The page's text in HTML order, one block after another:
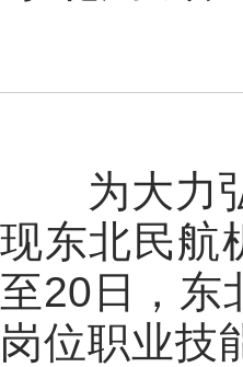
为大力弘
现东北民航
至20日，东
岗位职业技
模